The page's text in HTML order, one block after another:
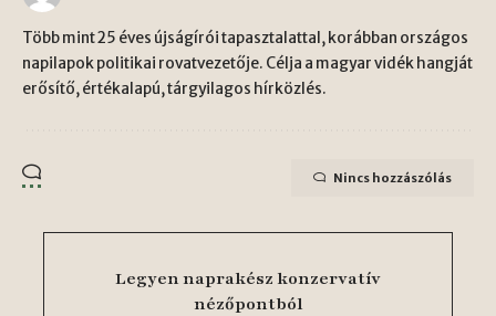
Több mint 25 éves újságírói tapasztalattal, korábban országos
napilapok politikai rovatvezetője. Célja a magyar vidék hangját
erősítő, értékalapú, tárgyilagos hírközlés.
Nincs hozzászólás
Legyen naprakész konzervatív
nézőpontból